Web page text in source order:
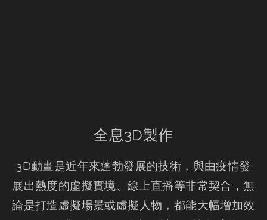
全息3D製作
3D動畫是近年來蓬勃發展的技術，與由疫情發
展出熱度的虛擬實境、線上直播等非常契合，無
論是打造虛擬場景或虛擬人物，都能大幅增加效